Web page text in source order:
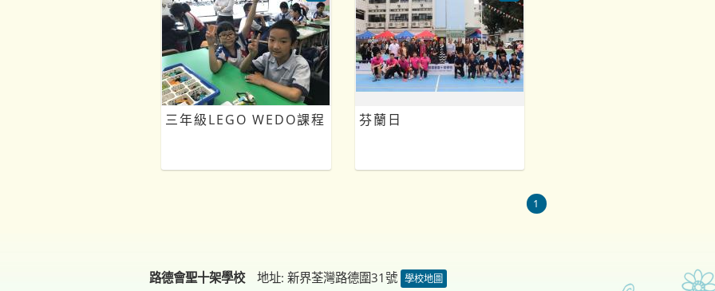
三年級LEGO WEDO課程 芬蘭日
1
路德會聖十架學校 地址: 新界荃灣路德圍31號 學校地圖